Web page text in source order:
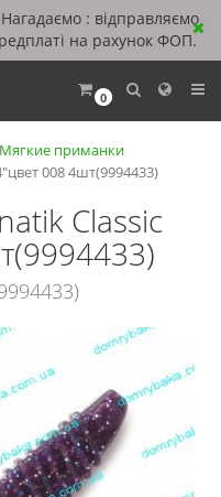
: відправляємо
на рахунок ФОП.
0
Мягкие приманки
008 4шт(9994433)
Classic